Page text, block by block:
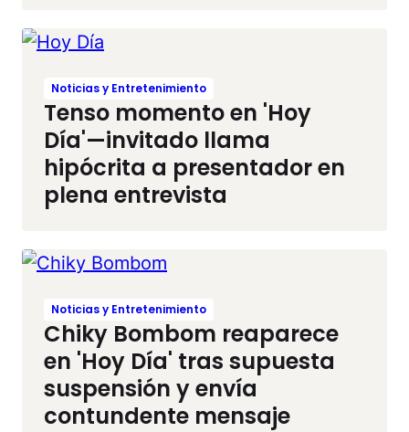
Noticias y Entretenimiento
Tenso momento en 'Hoy
Día'—invitado llama
hipócrita a presentador en
plena entrevista
Noticias y Entretenimiento
Chiky Bombom reaparece
en 'Hoy Día' tras supuesta
suspensión y envía
contundente mensaje